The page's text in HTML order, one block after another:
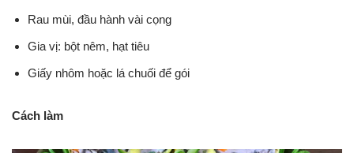
Rau mùi, đầu hành vài cọng
Gia vị: bột nêm, hạt tiêu
Giấy nhôm hoặc lá chuối để gói
Cách làm